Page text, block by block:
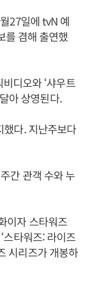
27일에 tvN 예
를 겸해 출연했
디오와 ‘샤우트
아 상영된다.
했다. 지난주보다
간 관객 수와 누
이자 스타워즈
스타워즈: 라이즈
시리즈가 개봉하